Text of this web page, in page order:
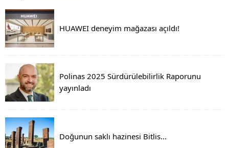
HUAWEI deneyim mağazası açıldı!
Polinas 2025 Sürdürülebilirlik Raporunu
yayınladı
Doğunun saklı hazinesi Bitlis...